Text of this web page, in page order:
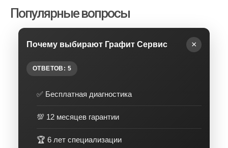
Популярные вопросы
Почему выбирают Графит Сервис ×
ОТВЕТОВ: 5
✅ Бесплатная диагностика
💯 12 месяцев гарантии
🏆 6 лет специализации